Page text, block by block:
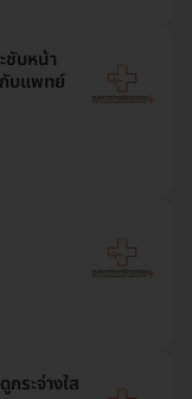
บหน้า
บแพทย์
ระจ่างใส